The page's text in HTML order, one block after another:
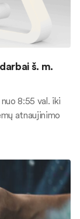
š. m.
8:55 val. iki
atnaujinimo